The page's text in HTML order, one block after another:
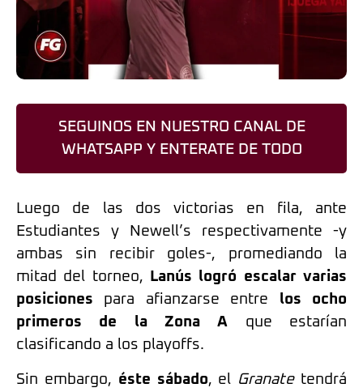
SEGUINOS EN NUESTRO CANAL DE
WHATSAPP Y ENTERATE DE TODO
Luego de las dos victorias en fila, ante
Estudiantes y Newell’s respectivamente -y
ambas sin recibir goles-, promediando la
mitad del torneo,
Lanús logró escalar varias
posiciones para afianzarse entre los ocho
primeros de la Zona A que estarían
clasificando a los playoffs.
Sin embargo, éste sábado, el Granatetendrá